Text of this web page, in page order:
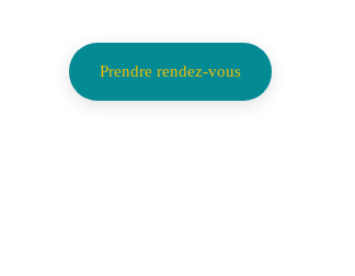
Prendre rendez-vous